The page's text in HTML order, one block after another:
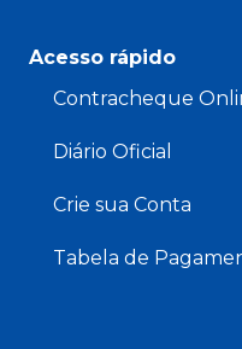
Acesso rápido
Contracheque
Diário Oficial
Crie sua Conta
Tabela de